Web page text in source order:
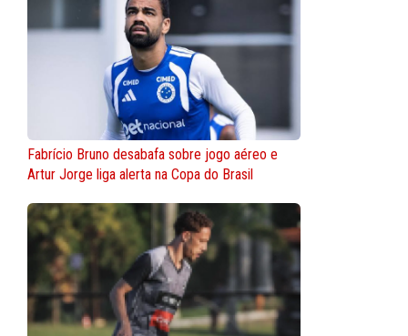
Fabrício Bruno desabafa sobre jogo aéreo e
Artur Jorge liga alerta na Copa do Brasil